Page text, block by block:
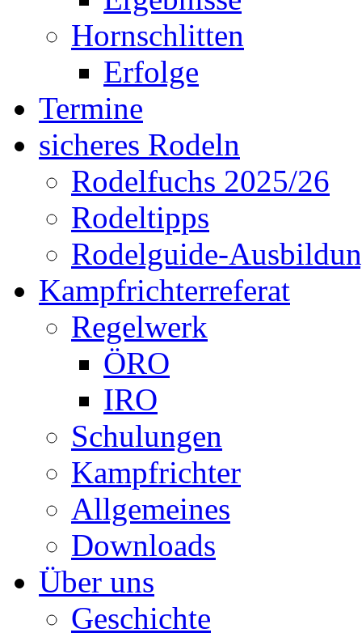
Hornschlitten
Erfolge
Termine
sicheres Rodeln
Rodelfuchs 2025/26
Rodeltipps
Rodelguide-
Kampfrichterreferat
Regelwerk
ÖRO
IRO
Schulungen
Kampfrichter
Allgemeines
Downloads
Über uns
Geschichte